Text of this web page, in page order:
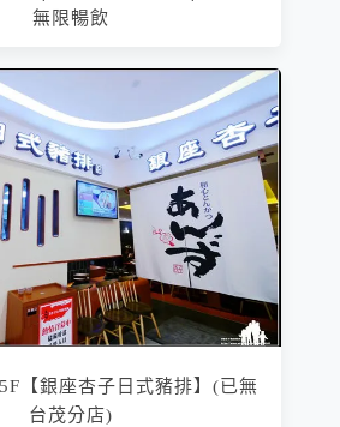
無限暢飲
【銀座杏子日式豬排】(已無
台茂分店)